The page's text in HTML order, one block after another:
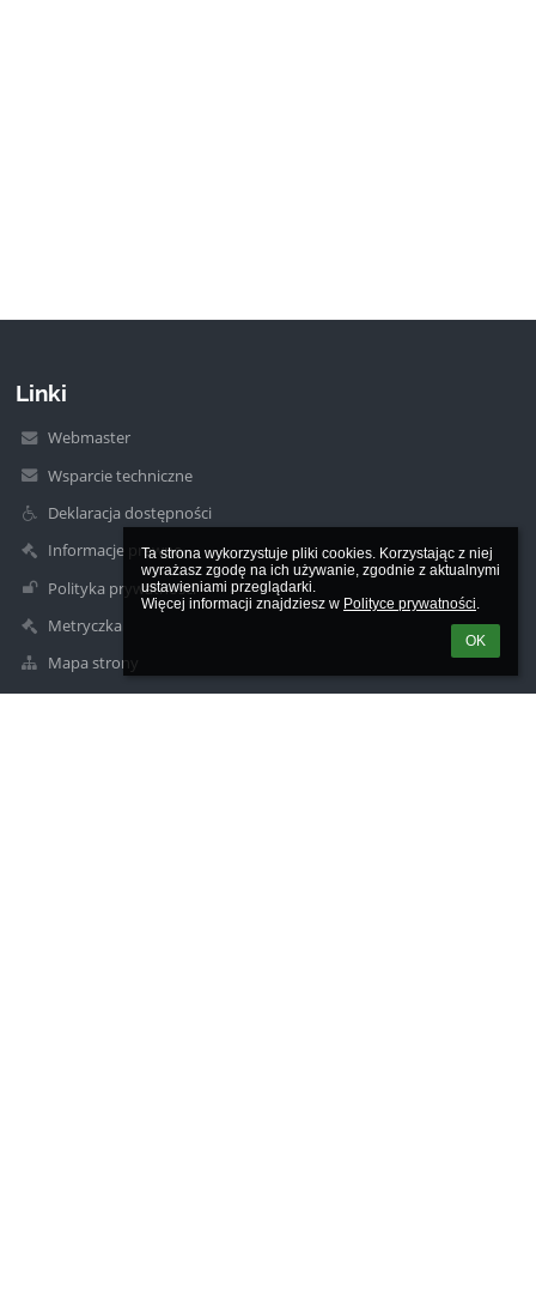
Ta strona wykorzystuje pliki cookies. Korzystając z niej
wyrażasz zgodę na ich używanie, zgodnie z aktualnymi
ustawieniami przeglądarki.
Więcej informacji znajdziesz w Polityce prywatności.
OK
Linki
Webmaster
Wsparcie techniczne
Deklaracja dostępności
Informacje prawne
Polityka prywatności
Metryczka
Mapa strony
O szkole